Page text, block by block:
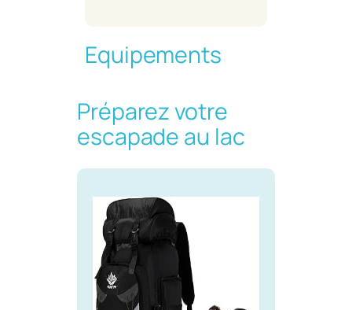
Equipements
Préparez votre
escapade au lac